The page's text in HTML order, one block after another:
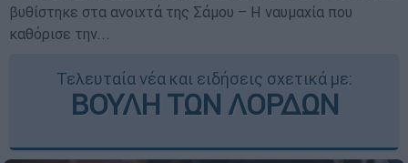
βυθίστηκε στα ανοιχτά της Σάμου – Η ναυμαχία που
καθόρισε την...
Τελευταία νέα και ειδήσεις σχετικά με:
ΒΟΥΛΗ ΤΩΝ ΛΟΡΔΩΝ